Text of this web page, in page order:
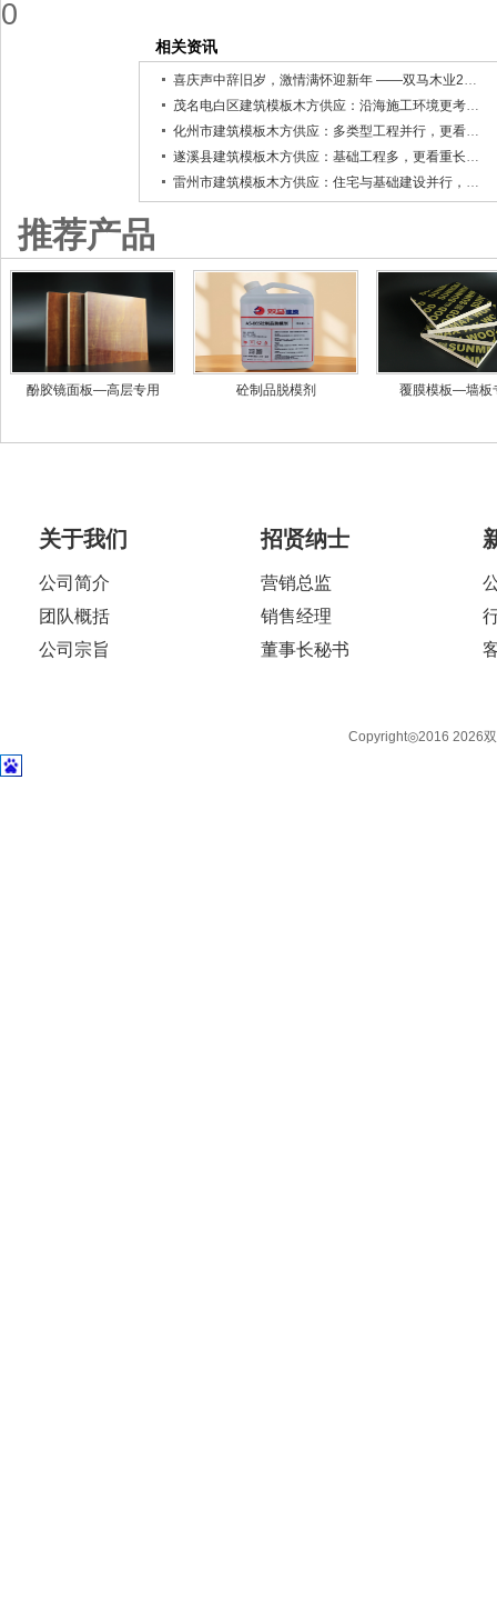
0
相关资讯
喜庆声中辞旧岁，激情满怀迎新年 ——双马木业2025年度总结暨2026年发展规划会议
茂名电白区建筑模板木方供应：沿海施工环境更考验材料性能
化州市建筑模板木方供应：多类型工程并行，更看重材料通用性
遂溪县建筑模板木方供应：基础工程多，更看重长期稳定使用
雷州市建筑模板木方供应：住宅与基础建设并行，更看重材料适用性
推荐产品
酚胶镜面板—高层专用 砼制品脱模剂 覆膜模板—墙板
关于我们
公司简介
团队概括
公司宗旨
招贤纳士
营销总监
销售经理
董事长秘书
Copyright◎2016 2026